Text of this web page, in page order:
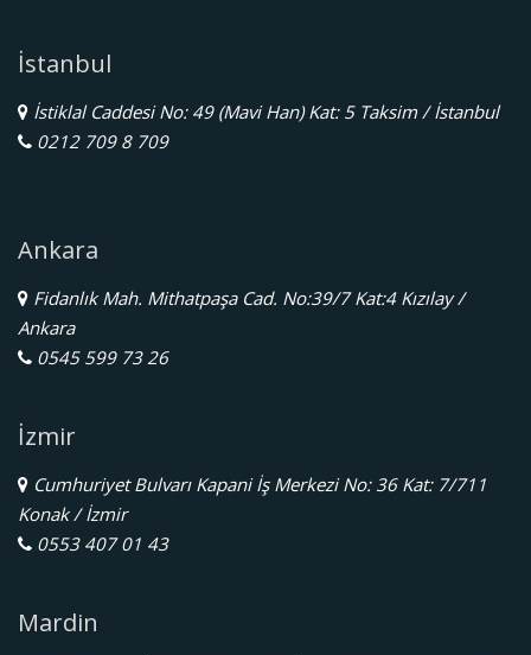
İstanbul
İstiklal Caddesi No: 49 (Mavi Han) Kat: 5 Taksim / İstanbul
0212 709 8 709
Ankara
Fidanlık Mah. Mithatpaşa Cad. No:39/7 Kat:4 Kızılay /
Ankara
0545 599 73 26
İzmir
Cumhuriyet Bulvarı Kapani İş Merkezi No: 36 Kat: 7/711
Konak / İzmir
0553 407 01 43
Mardin